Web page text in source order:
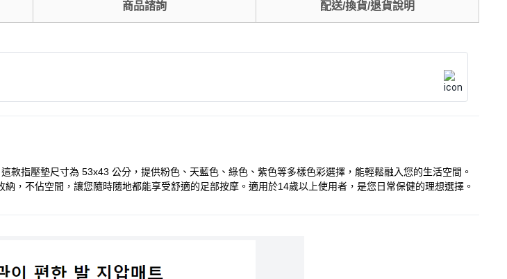
商品諮詢 配送/換貨/退貨說明
指壓墊尺寸為 53x43 公分，提供粉色、天藍色、綠色、紫色等多樣色彩選擇，能輕鬆融入您的生活空間。
，不佔空間，讓您隨時隨地都能享受舒適的足部按摩。適用於14歲以上使用者，是您日常保健的理想選擇。